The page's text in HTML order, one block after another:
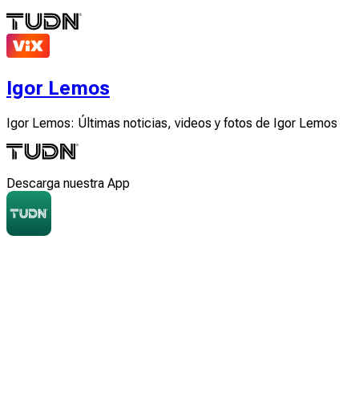
Igor Lemos
Igor Lemos: Últimas noticias, videos y fotos de Igor Lemos
Descarga nuestra App